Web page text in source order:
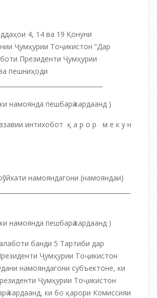
4, 14 ва 19 Қонуни
Ҷумҳурии Тоҷикистон “Дар
Президенти Ҷумҳурии
пешниҳоди
намоянда пешбарӣ кардаанд )
интихобот қ а р о р м е к у н
намояндагони (намояндаи)
намоянда пешбарӣ кардаанд )
банди 5 Тартиби дар
Ҷумҳурии Тоҷикистон
намояндагони субъектоне, ки
Ҷумҳурии Тоҷикистон
кардаанд, ки бо қарори Комиссияи